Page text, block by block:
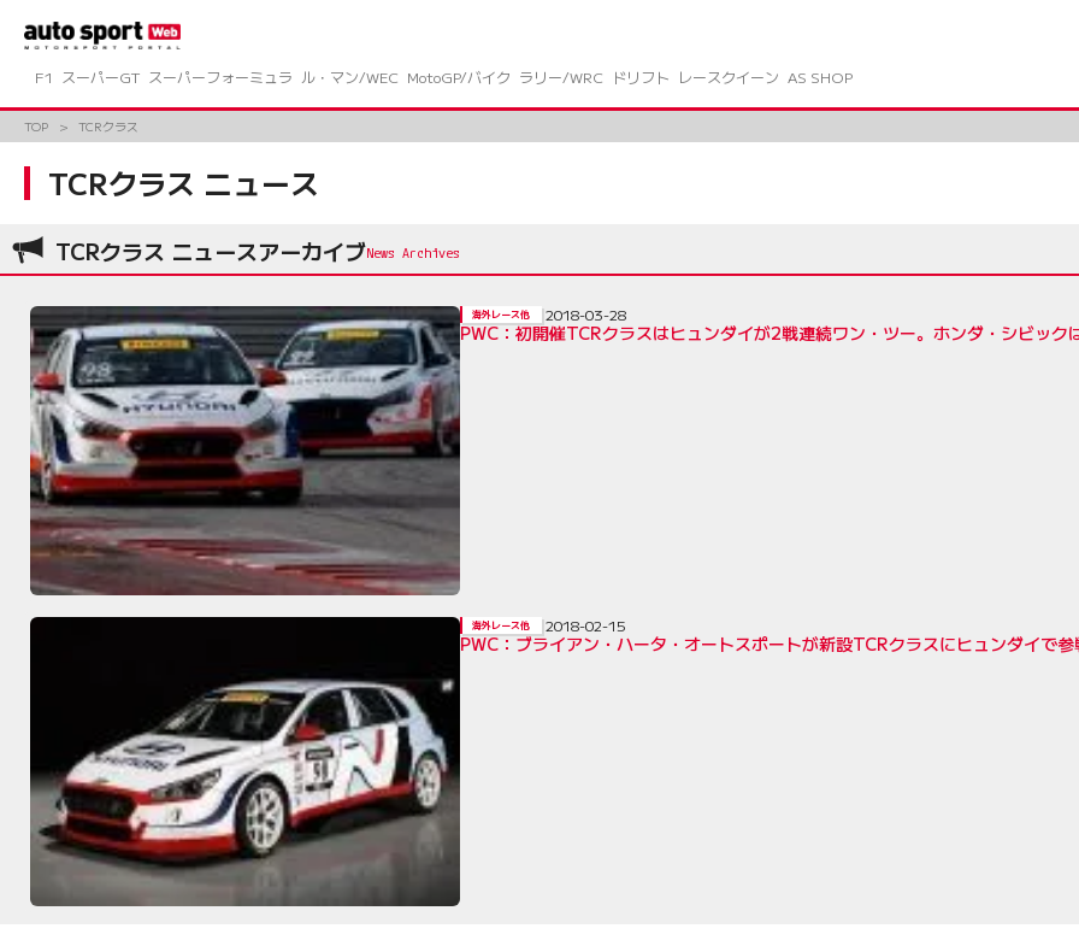
ツ
ス
F1 スーパーGT スーパーフォーミュラ ル・マン/WEC MotoGP/バイク ラリー/WRC ドリフト レースクイーン AS SHOP
TOP TCRクラス
TCRクラス ニュース
TCRクラス ニュースアーカイブ
PWC：初開催TCRクラスはヒュンダイが2戦連続ワン・ツー。ホンダ・シビック
海外レース他 2018-03-28
PWC：ブライアン・ハータ・オートスポートが新設TCRクラスにヒュンダイで参
海外レース他 2018-02-15